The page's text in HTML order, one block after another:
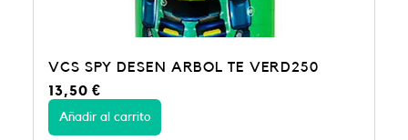
VCS SPY DESEN ARBOL TE VERD250
13,50€
Añadir al carrito